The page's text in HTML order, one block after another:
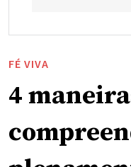
FÉ VIVA
4